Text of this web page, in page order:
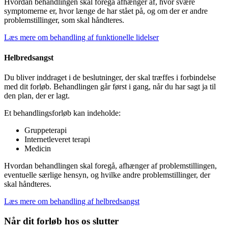
Hvordan behandlingen skal foregå afhænger af, hvor svære
symptomerne er, hvor længe de har stået på, og om der er andre
problemstillinger, som skal håndteres.
Læs mere om behandling af funktionelle lidelser
Helbredsangst
Du bliver inddraget i de beslutninger, der skal træffes i forbindelse
med dit forløb. Behandlingen går først i gang, når du har sagt ja til
den plan, der er lagt.
Et behandlingsforløb kan indeholde:
Gruppeterapi
Internetleveret terapi
Medicin
Hvordan behandlingen skal foregå, afhænger af problemstillingen,
eventuelle særlige hensyn, og hvilke andre problemstillinger, der
skal håndteres.
Læs mere om behandling af helbredsangst
Når dit forløb hos os slutter